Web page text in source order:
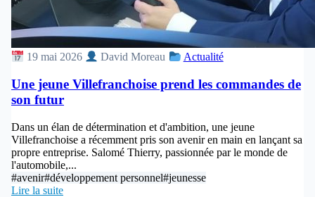
19 mai 2026 David Moreau Actualité
Une jeune Villefranchoise prend les commandes de
son futur
Dans un élan de détermination et d'ambition, une jeune
Villefranchoise a récemment pris son avenir en main en lançant sa
propre entreprise. Salomé Thierry, passionnée par le monde de
l'automobile,...
#avenir#développement personnel#jeunesse
Lire la suite